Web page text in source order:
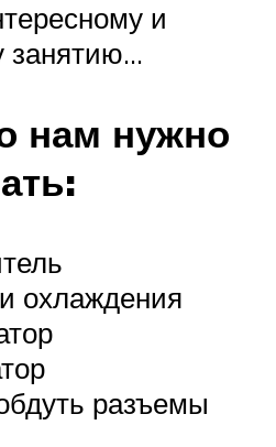
и
занятию…
нам нужно
охлаждения
разъемы